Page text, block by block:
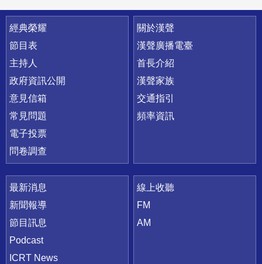
快速連結
經典榮耀
節目表
主持人
政府資訊公開
意見信箱
常見問題
電子投票
問卷調查
關於漢聲
漢聲廣播電臺
首長介紹
漢聲家族
交通指引
頻率資訊
最新消息
新聞報導
節目訊息
Podcast
ICRT News
線上收聽
FM
AM